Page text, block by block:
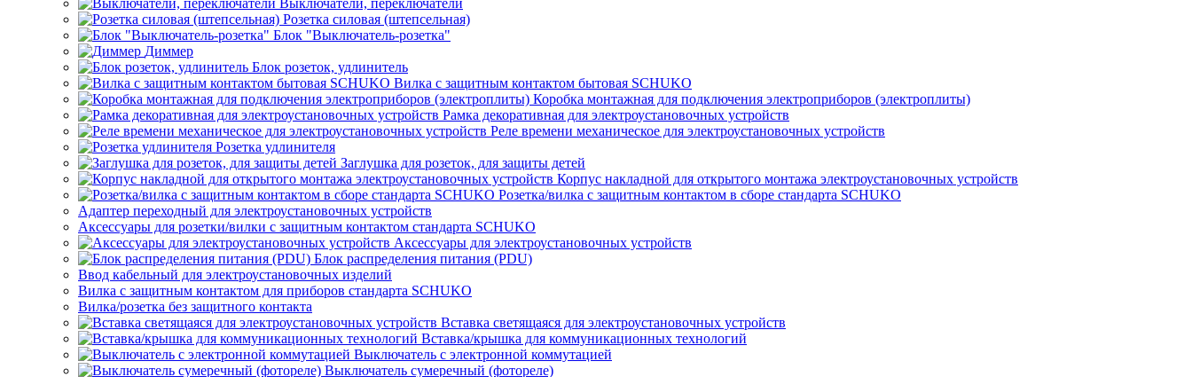
Выключатели, переключатели
Розетка силовая (штепсельная)
Блок "Выключатель-розетка"
Диммер
Блок розеток, удлинитель
Вилка с защитным контактом бытовая SCHUKO
Коробка монтажная для подключения электроприборов (электроплиты)
Рамка декоративная для электроустановочных устройств
Реле времени механическое для электроустановочных устройств
Розетка удлинителя
Заглушка для розеток, для защиты детей
Корпус накладной для открытого монтажа электроустановочных устройств
Розетка/вилка с защитным контактом в сборе стандарта SCHUKO
Адаптер переходный для электроустановочных устройств
Аксессуары для розетки/вилки с защитным контактом стандарта SCHUKO
Аксессуары для электроустановочных устройств
Блок распределения питания (PDU)
Ввод кабельный для электроустановочных изделий
Вилка с защитным контактом для приборов стандарта SCHUKO
Вилка/розетка без защитного контакта
Вставка светящаяся для электроустановочных устройств
Вставка/крышка для коммуникационных технологий
Выключатель с электронной коммутацией
Выключатель сумеречный (фотореле)